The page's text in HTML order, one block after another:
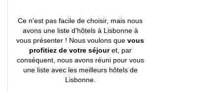
Ce n'est pas facile de choisir, mais nous
avons une liste d’hôtels à Lisbonne à
vous présenter ! Nous voulons que vous
profitiez de votre séjouret, par
conséquent, nous avons réuni pour vous
une liste avec les meilleurs hôtels de
Lisbonne.